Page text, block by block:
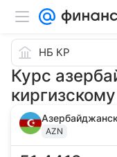
Курс
НБ КР
AZN